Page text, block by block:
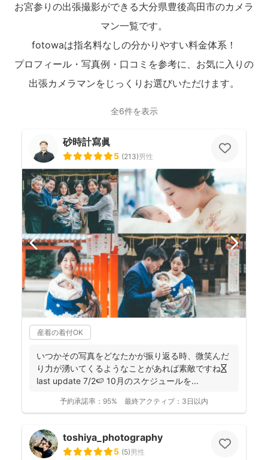
お宮参りの出張撮影ができる大分県豊後高田市のカメラ
マン一覧です。
fotowaは指名料なしの分かりやすい料金体系！
プロフィール・写真例・口コミを参考に、お気に入りの
出張カメラマンをじっくりお選びいただけます。
全6件を表示
砂時計寫眞
5 (213)男性
産着の着付OK
いつかその写真をどなたかが振り返る時、微笑んだ
り力が湧いてくるようなことがあれば素敵ですね⏳
last update 7/2🍉 10月のスケジュールを...
予約承諾率： 95% 最終アクティブ： 3日以内
toshiya_photography
5 (5)男性